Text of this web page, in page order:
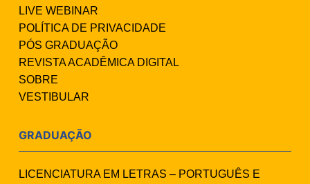
LIVE WEBINAR
POLÍTICA DE PRIVACIDADE
PÓS GRADUAÇÃO
REVISTA ACADÊMICA DIGITAL
SOBRE
VESTIBULAR
GRADUAÇÃO
LICENCIATURA EM LETRAS – PORTUGUÊS E